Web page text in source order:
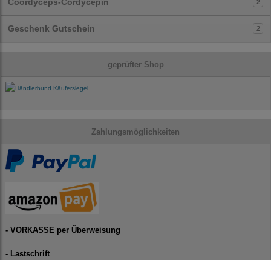
2
Geschenk Gutschein 2
geprüfter Shop
Zahlungsmöglichkeiten
- VORKASSE per Überweisung
- Lastschrift